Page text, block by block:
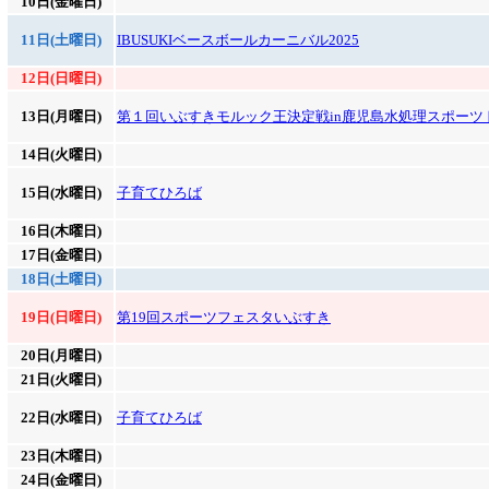
11日(土曜日) IBUSUKIベースボールカーニバル2025
12日(日曜日)
13日(月曜日) 第１回いぶすきモルック王決定戦in鹿児島水処理スポーツ
14日(火曜日)
15日(水曜日) 子育てひろば
16日(木曜日)
17日(金曜日)
18日(土曜日)
19日(日曜日) 第19回スポーツフェスタいぶすき
20日(月曜日)
21日(火曜日)
22日(水曜日) 子育てひろば
23日(木曜日)
24日(金曜日)